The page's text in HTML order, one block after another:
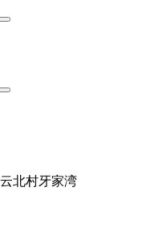
北村牙家湾